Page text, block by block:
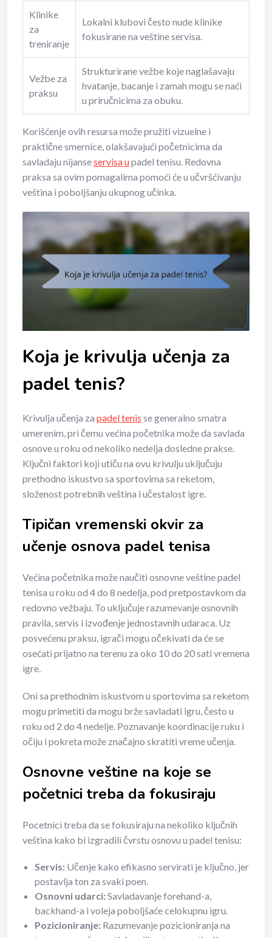
Klinike
za
treniranje
Lokalni klubovi često nude klinike
fokusirane na veštine servisa.
Vežbe za
praksu
Strukturirane vežbe koje naglašavaju
hvatanje, bacanje i zamah mogu se naći
u priručnicima za obuku.
Korišćenje ovih resursa može pružiti vizuelne i
praktične smernice, olakšavajući početnicima da
savladaju nijanseservisa upadel tenisu. Redovna
praksa sa ovim pomagalima pomoći će u učvršćivanju
veština i poboljšanju ukupnog učinka.
Koja je krivulja učenja za
padel tenis?
Krivulja učenja za padel tenis se generalno smatra
umerenim, pri čemu većina početnika može da savlada
osnove u roku od nekoliko nedelja dosledne prakse.
Ključni faktori koji utiču na ovu krivulju uključuju
prethodno iskustvo sa sportovima sa reketom,
složenost potrebnih veština i učestalost igre.
Tipičan vremenski okvir za
učenje osnova padel tenisa
Većina početnika može naučiti osnovne veštine padel
tenisa u roku od 4 do 8 nedelja, pod pretpostavkom da
redovno vežbaju. To uključuje razumevanje osnovnih
pravila, servis i izvođenje jednostavnih udaraca. Uz
posvećenu praksu, igrači mogu očekivati da će se
osećati prijatno na terenu za oko 10 do 20 sati vremena
igre.
Oni sa prethodnim iskustvom u sportovima sa reketom
mogu primetiti da mogu brže savladati igru, često u
roku od 2 do 4 nedelje. Poznavanje koordinacije ruku i
očiju i pokreta može značajno skratiti vreme učenja.
Osnovne veštine na koje se
početnici treba da fokusiraju
Pocetnici treba da se fokusiraju na nekoliko ključnih
veština kako bi izgradili čvrstu osnovu u padel tenisu:
Servis: Učenje kako efikasno servirati je ključno, jer
postavlja ton za svaki poen.
Osnovni udarci:Savladavanje forehand-a,
backhand-a i voleja poboljšaće celokupnu igru.
Pozicioniranje: Razumevanje pozicioniranja na